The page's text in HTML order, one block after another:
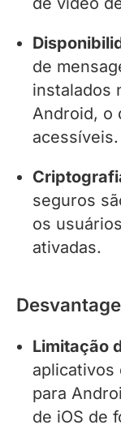
de
instalados
Android, o
acessíveis.
seguros
os
ativadas.
Limitação
aplicativos
para
de iOS de